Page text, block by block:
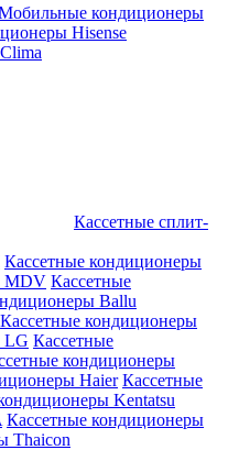
кондиционеры
Hisense
Кассетные сплит-
Кассетные кондиционеры
MDV Кассетные
Ballu
Кассетные кондиционеры
LG Кассетные
кондиционеры
Haier Кассетные
Kentatsu
Кассетные кондиционеры
Thaicon